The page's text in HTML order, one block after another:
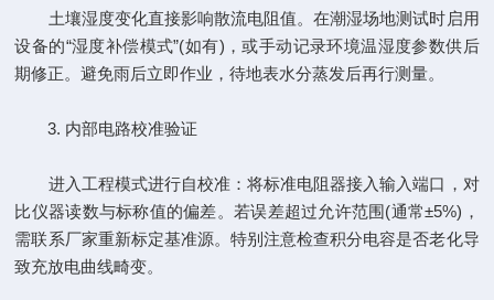
土壤湿度变化直接影响散流电阻值。在潮湿场地测试时启用
设备的“湿度补偿模式”(如有)，或手动记录环境温湿度参数供后
期修正。避免雨后立即作业，待地表水分蒸发后再行测量。
3. 内部电路校准验证
进入工程模式进行自校准：将标准电阻器接入输入端口，对
比仪器读数与标称值的偏差。若误差超过允许范围(通常±5%)，
需联系厂家重新标定基准源。特别注意检查积分电容是否老化导
致充放电曲线畸变。